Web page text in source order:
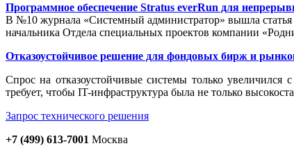
Программное обеспечение Stratus everRun для
В №10 журнала «Системный администратор» вышла статья
начальника Отдела специальных проектов компании
Отказоустойчивое решение для фондовых бирж и
Cпрос на отказоустойчивые системы только
требует, чтобы IT-инфраструктура была не только
Запрос технического решения
+7 (499) 613-7001 Москва